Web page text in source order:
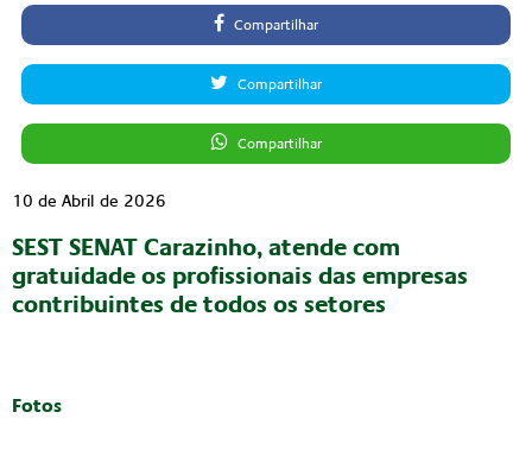
Compartilhar
Compartilhar
Compartilhar
10 de Abril de 2026
SEST SENAT Carazinho, atende com
gratuidade os profissionais das empresas
contribuintes de todos os setores
Fotos